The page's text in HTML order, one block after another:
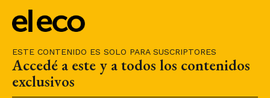
ESTE CONTENIDO ES SOLO PARA SUSCRIPTORES
Accedé a este y a todos los contenidos
exclusivos
decir que fallaron todas las instancias
anteriores”, cerró.